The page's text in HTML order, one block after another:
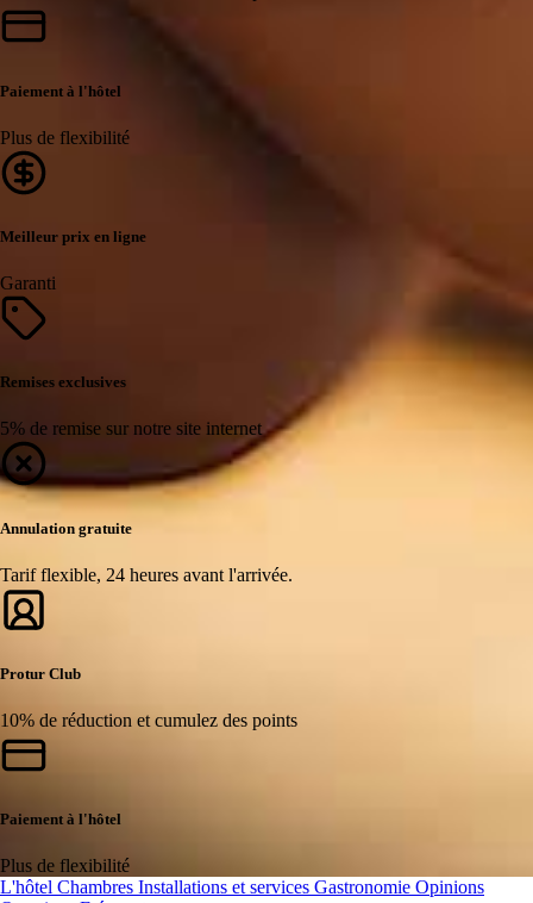
Paiement à l'hôtel
Plus de flexibilité
Meilleur prix en ligne
Garanti
Remises exclusives
5% de remise sur notre site internet
Annulation gratuite
Tarif flexible, 24 heures avant l'arrivée.
Protur Club
10% de réduction et cumulez des points
Paiement à l'hôtel
Plus de flexibilité
L'hôtel Chambres Installations et services Gastronomie Opinions